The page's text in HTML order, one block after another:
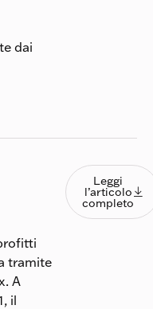
dai
tramite
A
il
Leggi
Leggi
l’articolo
completo
